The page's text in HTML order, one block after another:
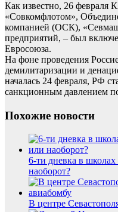
Как известно, 26
«Совкомфлотом»,
компанией (ОСК),
предприятий, – был
Евросоюза.
На фоне проведения
демилитаризации и
началась 24 февраля, РФ
санкционным давлением
Похожие новости
6-ти дневка в школах
наоборот?
В центре